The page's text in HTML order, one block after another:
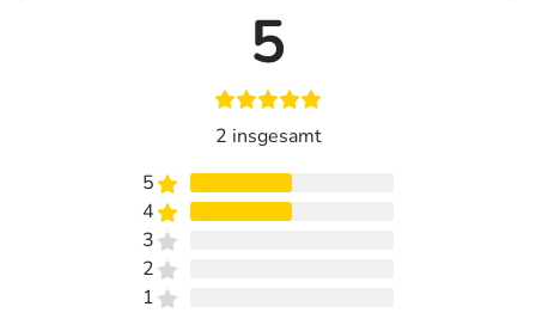
3 ml Lösung werden 1-mal täglich mittels Kopfhaut-
Nach Besserung des Haarausfalls bzw. der
Krankheitserscheinungen kann die Anwendung der
Lösung auf jeden zweiten bis dritten Tag verringert
je 1 ml Lösung:
0,25 mg Alfatradiol
5
2 insgesamt
5
4
3
2
1